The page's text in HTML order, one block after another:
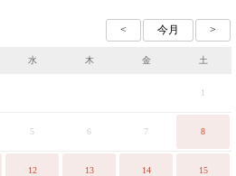
水 木 金 土
1
5 6 7 8
12 13 14 15